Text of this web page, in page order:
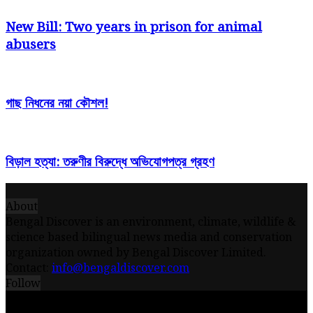
New Bill: Two years in prison for animal
abusers
গাছ নিধনের নয়া কৌশল!
বিড়াল হত্যা: তরুণীর বিরুদ্ধে অভিযোগপত্র গ্রহণ
About
info@bengaldiscover.com
Follow